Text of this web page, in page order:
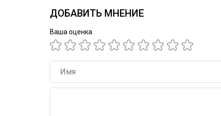
ДОБАВИТЬ МНЕНИЕ
Ваша оценка